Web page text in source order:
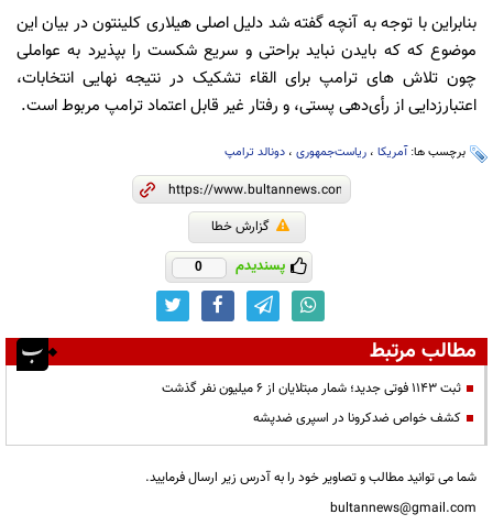
بنابراین با توجه به آنچه گفته شد دلیل اصلی هیلاری کلینتون در بیان این
موضوع که که بایدن نباید براحتی و سریع شکست را بپذیرد به عواملی
چون تلاش های ترامپ برای القاء تشکیک در نتیجه نهایی انتخابات،
اعتبارزدایی از رأی‌دهی پستی، و رفتار غیر قابل اعتماد ترامپ مربوط است.
برچسب ها:آمریکا ، ریاست‌جمهوری ، دونالد ترامپ
گزارش خطا
پسندیدم 0
مطالب مرتبط
ثبت ۱۱۴۳ فوتی جدید؛ شمار مبتلایان از ۶ میلیون نفر گذشت
کشف خواص ضدکرونا در اسپری ضدپشه
شما می توانید مطالب و تصاویر خود را به آدرس زیر ارسال فرمایید.
bultannews@gmail.com